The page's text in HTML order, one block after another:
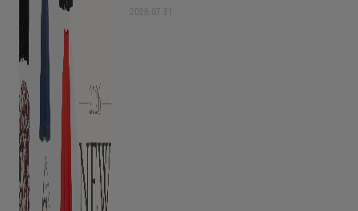
2026.07.31